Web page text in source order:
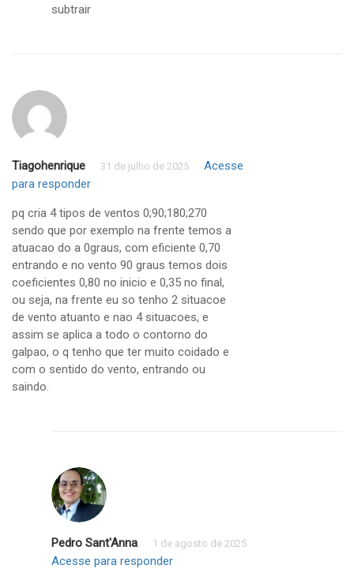
subtrair
Tiagohenrique 31 de julho de 2025
Acesse
para responder
pq cria 4 tipos de ventos 0;90;180;270
sendo que por exemplo na frente temos a
atuacao do a 0graus, com eficiente 0,70
entrando e no vento 90 graus temos dois
coeficientes 0,80 no inicio e 0,35 no final,
ou seja, na frente eu so tenho 2 situacoe
de vento atuanto e nao 4 situacoes, e
assim se aplica a todo o contorno do
galpao, o q tenho que ter muito coidado e
com o sentido do vento, entrando ou
saindo.
Pedro Sant'Anna 1 de agosto de 2025
Acesse para responder